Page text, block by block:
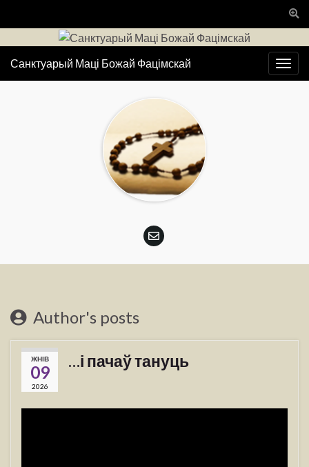
Санктуарый Маці Божай Фацімскай
Author's posts
ЖНІВ
09
2026
…і пачаў тануць